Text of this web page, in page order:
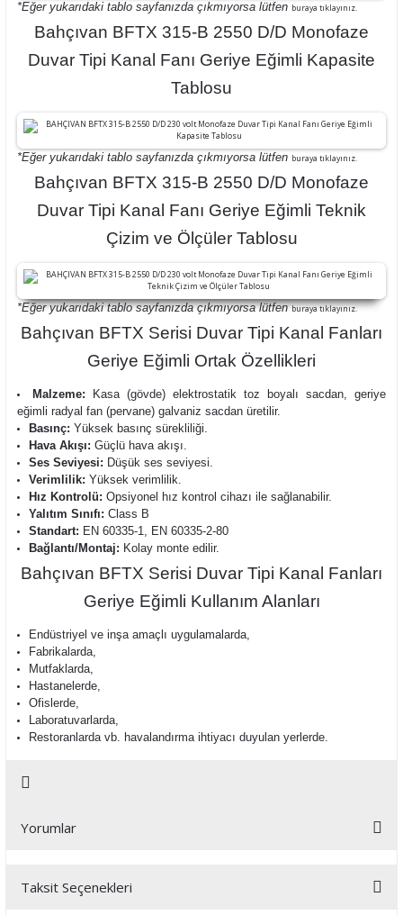
*Eğer yukarıdaki tablo sayfanızda çıkmıyorsa lütfen buraya tıklayınız.
Bahçıvan BFTX 315-B 2550 D/D Monofaze
Duvar Tipi Kanal Fanı Geriye Eğimli Kapasite
Tablosu
*Eğer yukarıdaki tablo sayfanızda çıkmıyorsa lütfen buraya tıklayınız.
Bahçıvan BFTX 315-B 2550 D/D Monofaze
Duvar Tipi Kanal Fanı Geriye Eğimli Teknik
Çizim ve Ölçüler Tablosu
*Eğer yukarıdaki tablo sayfanızda çıkmıyorsa lütfenburaya tıklayınız.
Bahçıvan BFTX Serisi Duvar Tipi Kanal Fanları
Geriye Eğimli Ortak Özellikleri
Malzeme: Kasa (gövde) elektrostatik toz boyalı sacdan, geriye
eğimli radyal fan (pervane) galvaniz sacdan üretilir.
Basınç: Yüksek basınç sürekliliği.
Hava Akışı: Güçlü hava akışı.
Ses Seviyesi: Düşük ses seviyesi.
Verimlilik: Yüksek verimlilik.
Hız Kontrolü: Opsiyonel hız kontrol cihazı ile sağlanabilir.
Yalıtım Sınıfı: Class B
Standart: EN 60335-1, EN 60335-2-80
Bağlantı/Montaj: Kolay monte edilir.
Bahçıvan BFTX Serisi Duvar Tipi Kanal Fanları
Geriye Eğimli Kullanım Alanları
Endüstriyel ve inşa amaçlı uygulamalarda,
Fabrikalarda,
Mutfaklarda,
Hastanelerde,
Ofislerde,
Laboratuvarlarda,
Restoranlarda vb. havalandırma ihtiyacı duyulan yerlerde.
Yorumlar
Bu ürüne ilk yorumu siz yapın!
Taksit Seçenekleri